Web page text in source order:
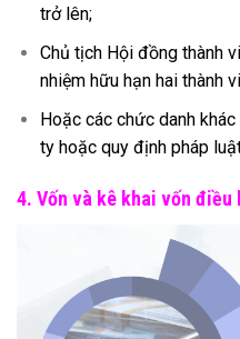
trở lên;
Chủ tịch Hội đồng thành
nhiệm hữu hạn hai thành
Hoặc các chức danh
ty hoặc quy định pháp
4. Vốn và kê khai vốn điều